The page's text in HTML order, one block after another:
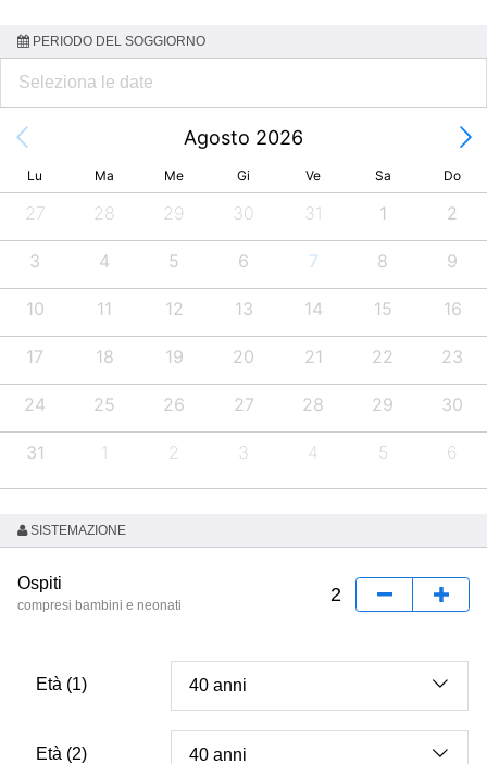
PERIODO DEL SOGGIORNO
Agosto 2026
Lu Ma Me Gi Ve Sa Do
27 28 29 30 31 1 2
3 4 5 6 7 8 9
10 11 12 13 14 15 16
17 18 19 20 21 22 23
24 25 26 27 28 29 30
31 1 2 3 4 5 6
SISTEMAZIONE
Ospiti
compresi bambini e neonati
Età (1)
Età (2)